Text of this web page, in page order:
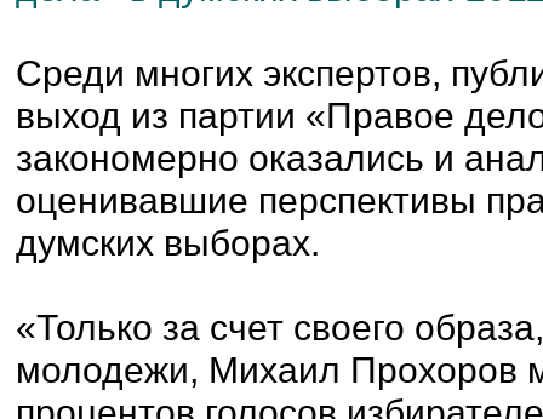
Среди многих экспертов,
выход из партии «Правое
закономерно оказались и
оценивавшие перспективы
думских выборах.
«Только за счет своего
молодежи, Михаил Прохоров